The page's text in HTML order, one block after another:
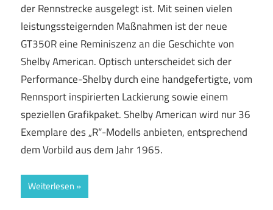
der Rennstrecke ausgelegt ist. Mit seinen vielen
leistungssteigernden Maßnahmen ist der neue
GT350R eine Reminiszenz an die Geschichte von
Shelby American. Optisch unterscheidet sich der
Performance-Shelby durch eine handgefertigte, vom
Rennsport inspirierten Lackierung sowie einem
speziellen Grafikpaket. Shelby American wird nur 36
Exemplare des „R“-Modells anbieten, entsprechend
dem Vorbild aus dem Jahr 1965.
Weiterlesen